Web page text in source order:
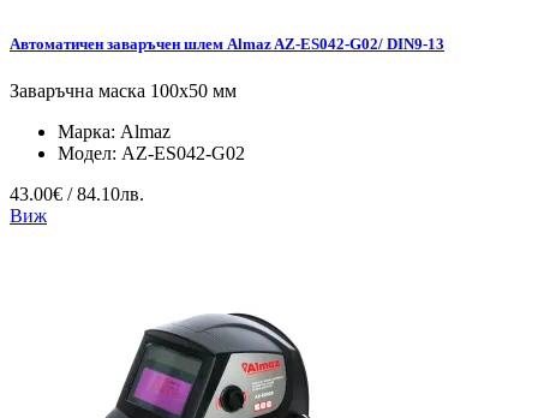
Автоматичен заваръчен шлем Almaz AZ-ES042-G02/ DIN9-13
Заваръчна маска 100х50 мм
Марка: Almaz
Модел: AZ-ES042-G02
43.00€ / 84.10лв.
Виж